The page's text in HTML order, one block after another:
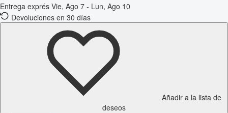
Entrega exprés Vie, Ago 7 - Lun, Ago 10
Devoluciones en 30 días
Añadir a la lista de
deseos